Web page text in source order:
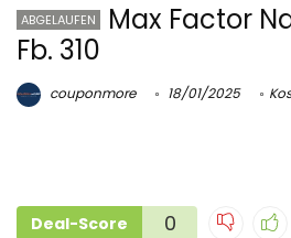
ABGELAUFEN
Max Factor
Fb. 310
couponmore 18/01/2025
Deal-Score 0